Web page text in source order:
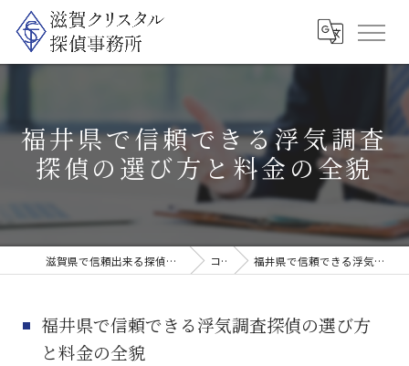
福井県で信頼できる浮気調査
探偵の選び方と料金の全貌
滋賀県で信頼出来る探偵なら滋賀クリスタル探偵事務所 コラム 福井県で信頼できる浮気調査探偵の選び方と料金の全貌
福井県で信頼できる浮気調査探偵の選び方
と料金の全貌